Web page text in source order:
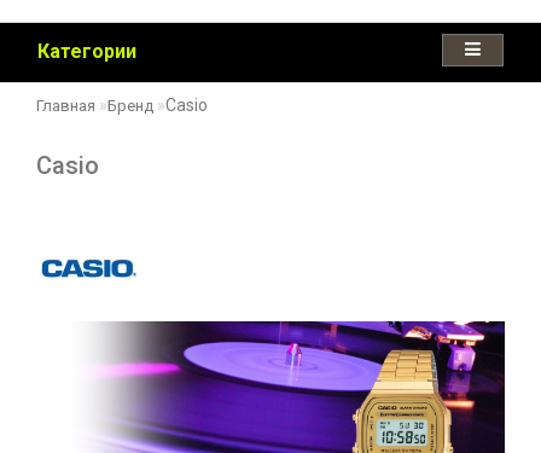
Категории
Главная Бренд Casio
Casio